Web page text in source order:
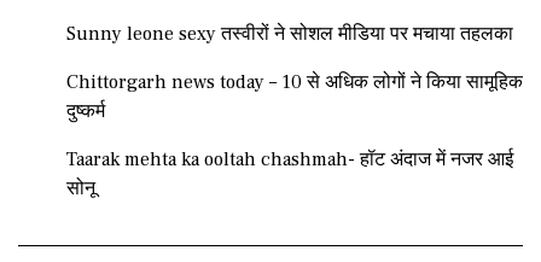
Sunny leone sexy तस्वीरों ने सोशल मीडिया पर मचाया तहलका
Chittorgarh news today – 10 से अधिक लोगों ने किया सामूहिक
दुष्कर्म
Taarak mehta ka ooltah chashmah- हॉट अंदाज में नजर आई
सोनू